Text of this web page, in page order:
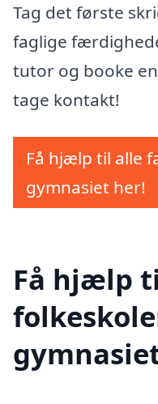
Tag det første
faglige
tutor og booke
tage kontakt!
Få hjælp til alle
gymnasiet her!
Få hjælp